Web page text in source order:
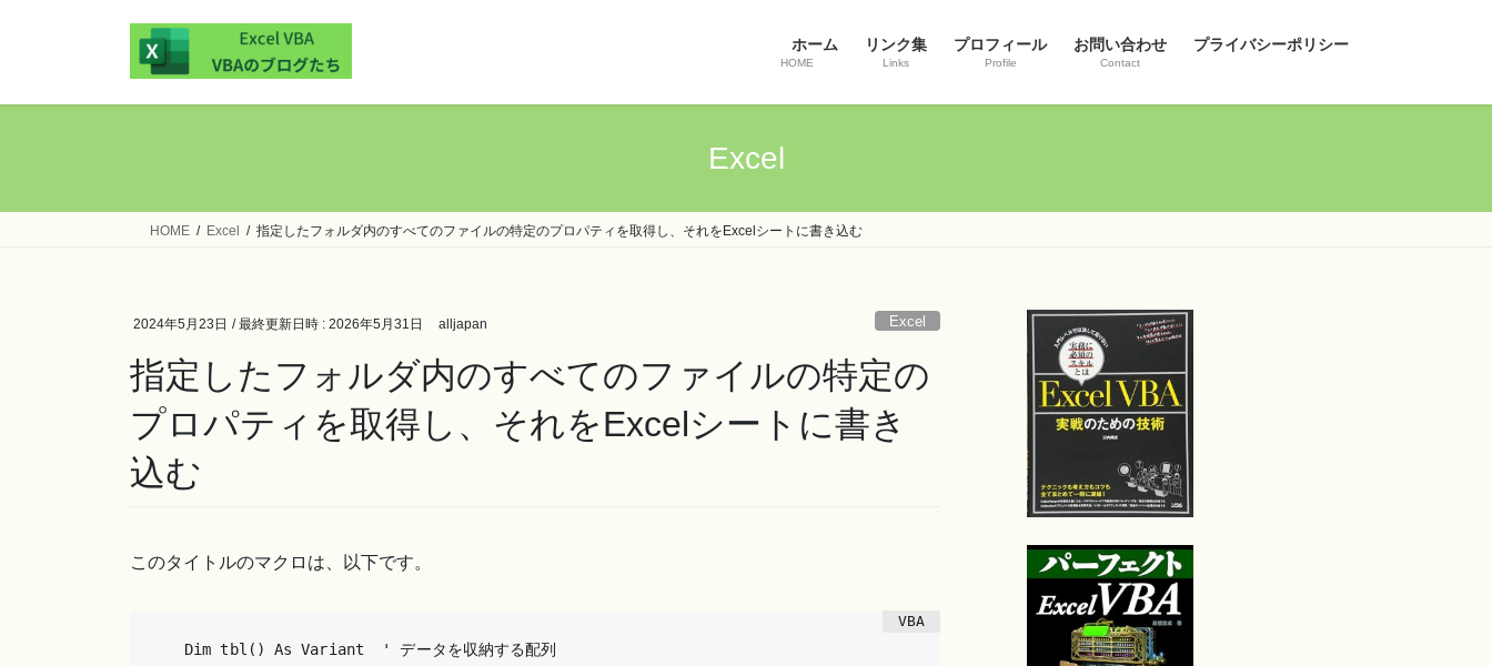
ホーム
HOME
リンク集
Links
プロフィール
Profile
お問い合わせ
Contact
プライバシーポリシー
Excel
HOME Excel 指定したフォルダ内のすべてのファイルの特定のプロパティを取得し、それをExcelシートに書き込む
2024年5月23日 / 最終更新日時 : 2026年5月31日 alljapan Excel
指定したフォルダ内のすべてのファイルの特定の
プロパティを取得し、それをExcelシートに書き
込む
このタイトルのマクロは、以下です。
Dim tbl() As Variant  ' データを収納する配列